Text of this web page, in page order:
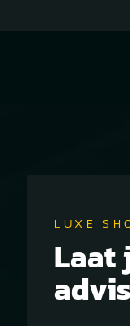
LUXE
Laat